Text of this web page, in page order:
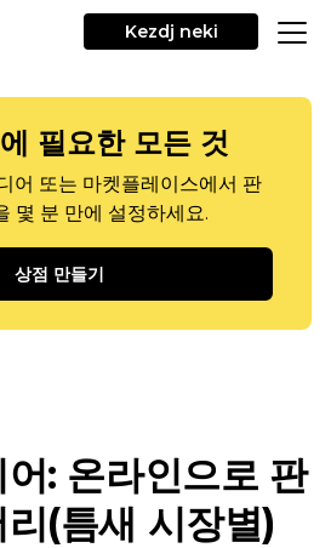
Kezdj neki
필요한 모든 것
어 또는 마켓플레이스에서 판
몇 분 만에 설정하세요.
상점 만들기
: 온라인으로 판
(틈새 시장별)